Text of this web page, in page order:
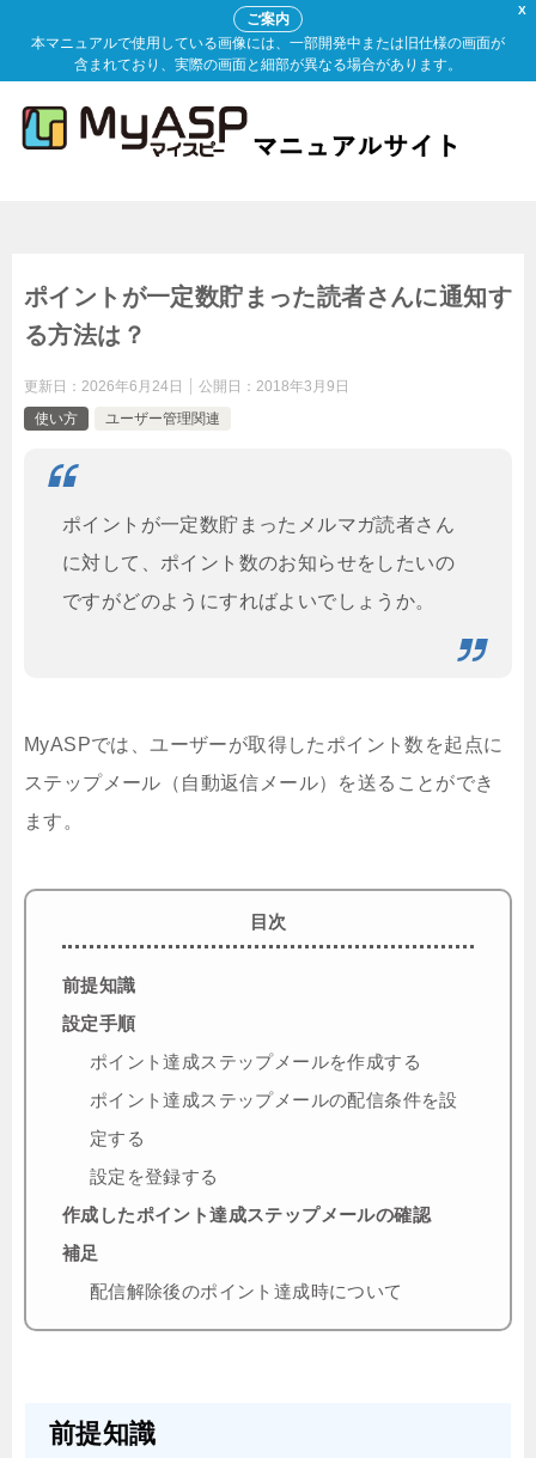
X
ご案内
本マニュアルで使用している画像には、一部開発中または旧仕様の画面が
含まれており、実際の画面と細部が異なる場合があります。
ポイントが一定数貯まった読者さんに通知す
る方法は？
更新日： 2026年6月24日 公開日： 2018年3月9日
使い方
ユーザー管理関連
ポイントが一定数貯まったメルマガ読者さん
に対して、ポイント数のお知らせをしたいの
ですがどのようにすればよいでしょうか。
MyASPでは、ユーザーが取得したポイント数を起点に
ステップメール（自動返信メール）を送ることができ
ます。
目次
前提知識
設定手順
ポイント達成ステップメールを作成する
ポイント達成ステップメールの配信条件を設
定する
設定を登録する
作成したポイント達成ステップメールの確認
補足
配信解除後のポイント達成時について
前提知識